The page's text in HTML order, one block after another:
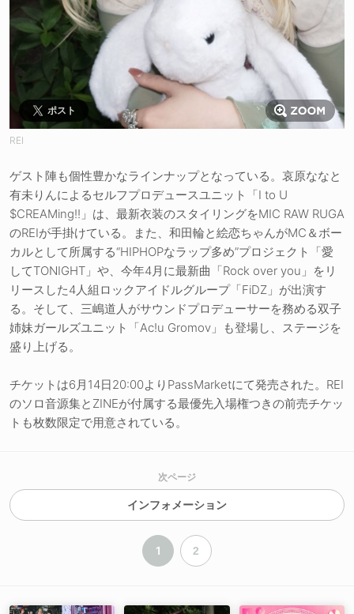
ポスト
REI
ゲスト陣も個性豊かなラインナップとなっている。哀原ななと
有未りんによるセルフプロデュースユニット「I to U
$CREAMing!!」は、最新衣装のスタイリングをMIC RAW RUGA
のREIが手掛けている。また、和田輪と絵恋ちゃんがMC＆ボー
カルとして所属する“HIPHOPなラップ多め”プロジェクト「愛
してTONIGHT」や、今年4月に最新曲「Rock over you」をリ
リースした4人組ロックアイドルグループ「FiDZ」が出演す
る。そして、三嶋道人がサウンドプロデューサーを務める双子
姉妹ガールズユニット「Ac!u Gromov」も登場し、ステージを
盛り上げる。
チケットは6月14日20:00よりPassMarketにて発売された。REI
のソロ音源集とZINEが付属する最優先入場権つきの前売チケッ
トも枚数限定で用意されている。
次ページ
インフォメーション
1 2